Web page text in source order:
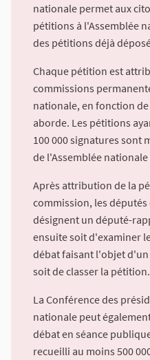
nationale permet aux
pétitions à l'Assemblée
des pétitions déjà
Chaque pétition est
commissions
nationale, en fonction
aborde. Les pétitions
100 000 signatures sont
de l'Assemblée
Après attribution de la
commission, les
désignent un député-
ensuite soit d'examiner
débat faisant l'objet
soit de classer la pétition.
La Conférence des
nationale peut
débat en séance
recueilli au moins 500